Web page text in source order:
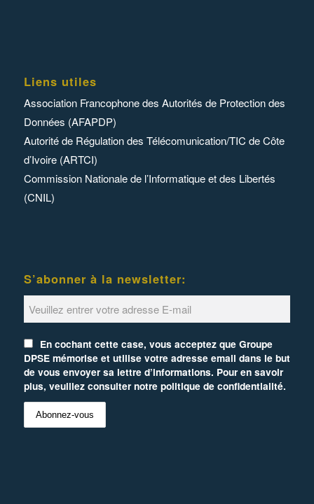
Liens utiles
Association Francophone des Autorités de Protection des
Données (AFAPDP)
Autorité de Régulation des Télécomunication/TIC de Côte
d’Ivoire (ARTCI)
Commission Nationale de l’Informatique et des Libertés
(CNIL)
S’abonner à la newsletter:
En cochant cette case, vous acceptez que Groupe
DPSE mémorise et utilise votre adresse email dans le but
de vous envoyer sa lettre d’informations. Pour en savoir
plus, veuillez consulter notre politique de confidentialité.